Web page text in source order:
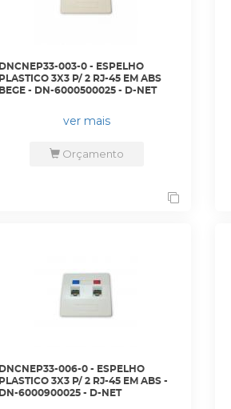
DNCNEP33-003-0 - ESPELHO
PLASTICO 3X3 P/ 2 RJ-45 EM ABS
BEGE - DN-6000500025 - D-NET
ver mais
Orçamento
DNCNEP33-006-0 - ESPELHO
PLASTICO 3X3 P/ 2 RJ-45 EM ABS -
DN-6000900025 - D-NET